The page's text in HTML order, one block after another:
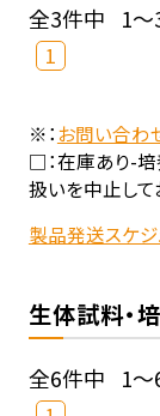
全3件中 1
1
※：お問い合わ
□：在庫あり-
扱いを中止して
製品発送スケ
生体試料・
全6件中 1